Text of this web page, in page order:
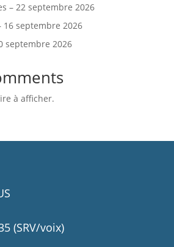
– 22 septembre 2026
16 septembre 2026
septembre 2026
à afficher.
(SRV/voix)